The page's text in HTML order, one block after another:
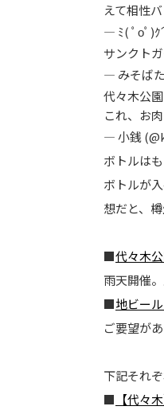
えて相性
— ﾐ( ﾟοﾟ)
サンクト
— みそば
代々木公
これ、お
— 小銭
ボトルは
ボトルが
想だと、
■代々木
雨天開催
■地ビー
ご要望が
下記それ
■ 【代々